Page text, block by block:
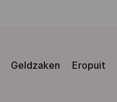
Geldzaken Eropuit